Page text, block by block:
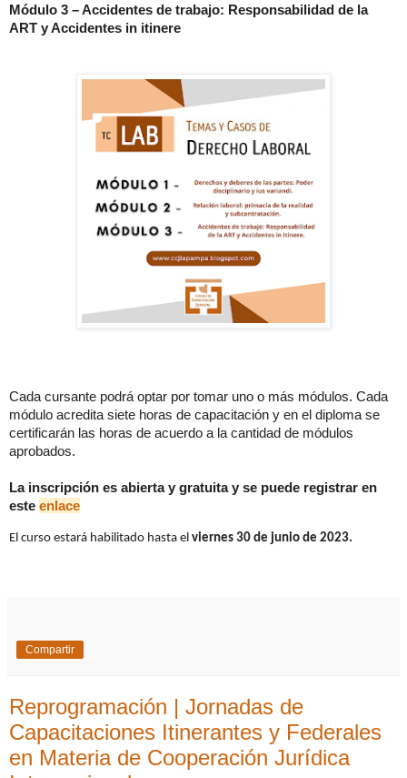
Módulo 3 – Accidentes de trabajo: Responsabilidad de la
ART y Accidentes in itinere
Cada cursante podrá optar por tomar uno o más módulos. Cada
módulo acredita siete horas de capacitación y en el diploma se
certificarán las horas de acuerdo a la cantidad de módulos
aprobados.
La inscripción es abierta y gratuita y se puede registrar en
este enlace
El curso estará habilitado hasta el viernes 30 de junio de 2023.
Compartir
Reprogramación | Jornadas de
Capacitaciones Itinerantes y Federales
en Materia de Cooperación Jurídica